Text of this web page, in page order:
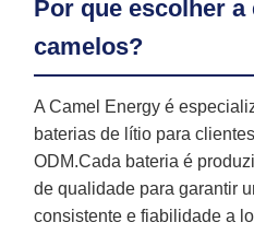
Por que escolher
camelos?
A Camel Energy é
baterias de lítio para
ODM.Cada bateria é
de qualidade para garantir
consistente e fiabilidade a